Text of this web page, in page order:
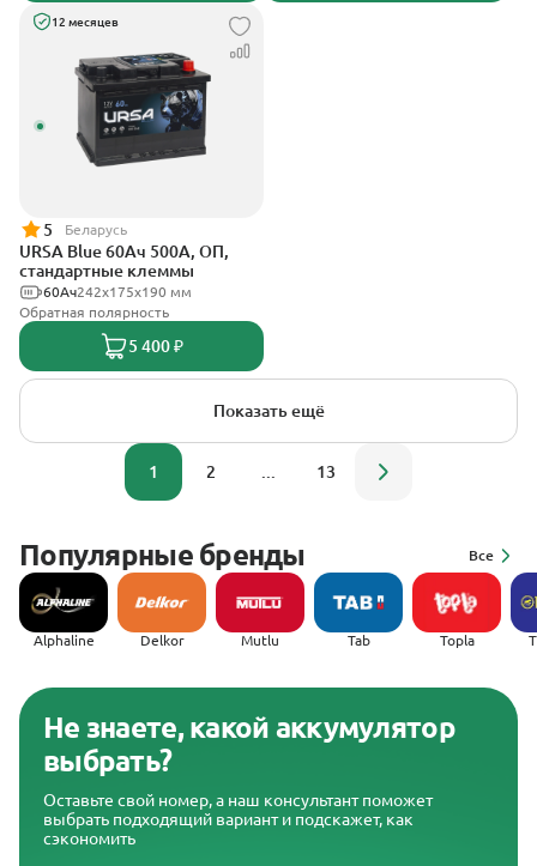
12 месяцев
5 Беларусь
URSA Blue 60Ач 500А, ОП,
стандартные клеммы
242х175х190 мм
60Ач
Обратная полярность
5 400 ₽
Показать ещё
1 2 13
Популярные бренды Все
Alphaline Delkor Mutlu Tab Topla
Не знаете, какой аккумулятор
выбрать?
Оставьте свой номер, а наш консультант поможет
выбрать подходящий вариант и подскажет, как
сэкономить